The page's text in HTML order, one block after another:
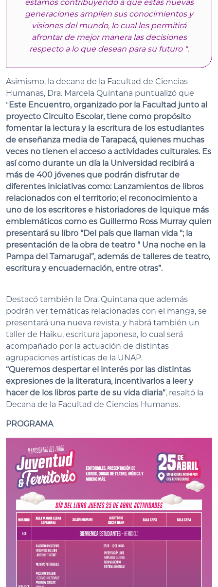
estamos contribuyendo a que estas nuevas
generaciones amplíen sus conocimientos y
visiones del mundo, lo cual les permitirá
afrontar de mejor manera las decisiones
respecto a lo que desean para su futuro “.
Asimismo, la decana de la Facultad de Ciencias
Humanas, Dra. Marcela Quintana puntualizó que
“ Este Encuentro, organizado por la Facultad junto al
proyecto Circuito Escolar, tiene como propósito
fomentar la lectura y la escritura de los estudiantes
de enseñanza media de Tarapacá, quienes muchas
veces no tienen el acceso a actividades culturales. Es
así como durante un día la Universidad recibirá a
más de 400 jóvenes que podrán disfrutar de
diferentes iniciativas como: Lanzamientos de libros
relacionados con el territorio; el reconocimiento a
uno de los escritores e historiadores de Iquique más
emblemáticos como es Guillermo Ross Murray quien
presentará su libro “Del país que llaman vida “; la
presentación de la obra de teatro “ Una noche en la
Pampa del Tamarugal”, además de talleres de teatro,
escritura y encuadernación, entre otras”.
Destacó también la Dra. Quintana que además
podrán ver temáticas relacionadas con el manga, se
presentará una nueva revista, y habrá también un
taller de Haiku, escritura japonesa, lo cual será
acompañado por la actuación de distintas
agrupaciones artísticas de la UNAP.
“Queremos despertar el interés por las distintas
expresiones de la literatura, incentivarlos a leer y
hacer de los libros parte de su vida diaria”, resaltó la
Decana de la Facultad de Ciencias Humanas.
PROGRAMA